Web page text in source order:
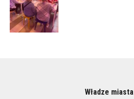
Władze miasta